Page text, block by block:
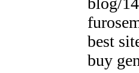
best
buy